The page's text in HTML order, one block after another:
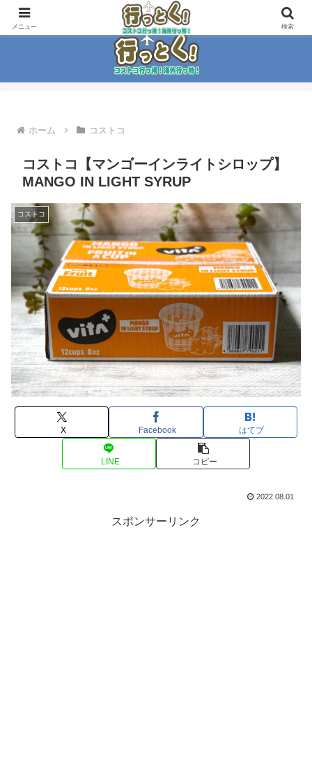
コストコ大好き家族がイチ押商品紹介！！
ホーム コストコ
コストコ【マンゴーインライトシロップ】
MANGO IN LIGHT SYRUP
コストコ
X Facebook はてブ
LINE コピー
2022.08.01
スポンサーリンク
メニュー 検索